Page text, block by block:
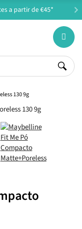
a partir de €45*
130 9g